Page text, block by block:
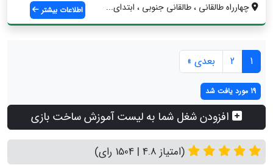
چهارراه طالقاني ، طالقانی جنوبی ، ابتدای... اطلاعات بیشتر
1
2 بعدی »
19 مورد یافت شد
افزودن شغل شما به لیست آموزش ساخت بازی
(امتیاز 4.8 | 1504 رای)